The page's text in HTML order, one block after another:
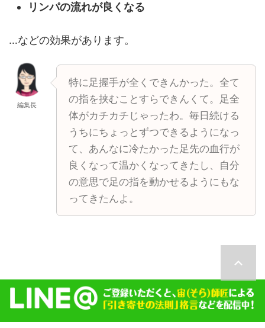
リンパの流れが良くなる
…などの効果があります。
編集長
特に足握手が全くできんかった。全て
の指を挟むことすらできんくて。足全
体がカチカチじゃったわ。毎日続ける
うちにちょっとずつできるようになっ
て、あんなに冷たかった足先の血行が
良くなって温かくなってきたし、自分
の意思で足の指を動かせるようにもな
ってきたんよ。